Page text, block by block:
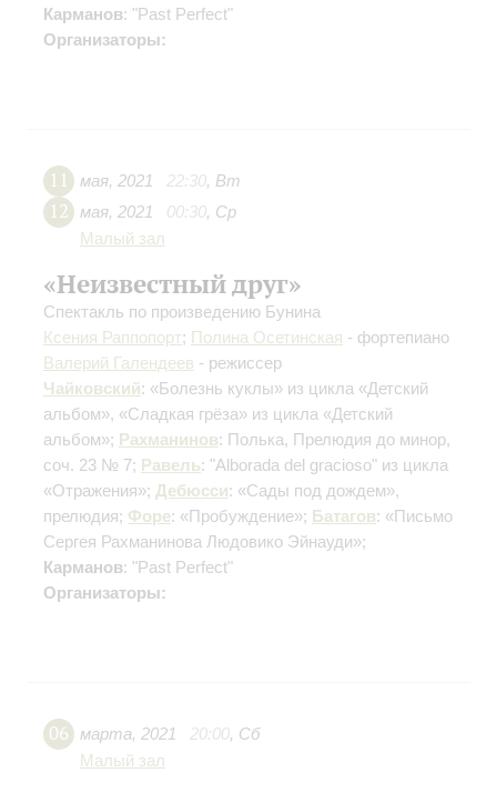
Карманов: "Past Perfect"
Организаторы:
11 мая, 2021 22:30, Вт
12 мая, 2021 00:30, Ср
Малый зал
«Неизвестный друг»
Спектакль по произведению Бунина
Ксения Раппопорт; Полина Осетинская - фортепиано
Валерий Галендеев - режиссер
Чайковский: «Болезнь куклы» из цикла «Детский
альбом», «Сладкая грёза» из цикла «Детский
альбом»; Рахманинов: Полька, Прелюдия до минор,
соч. 23 № 7; Равель: "Alborada del gracioso" из цикла
«Отражения»; Дебюсси: «Сады под дождем»,
прелюдия; Форе: «Пробуждение»; Батагов: «Письмо
Сергея Рахманинова Людовико Эйнауди»;
Карманов: "Past Perfect"
Организаторы:
06 марта, 2021 20:00, Сб
Малый зал